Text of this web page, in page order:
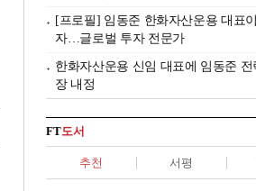
[프로필] 임동준 한화자산운용 대표
자…글로벌 투자 전문가
한화자산운용 신임 대표에 임동준 전
장 내정
FT도서
추천 서평